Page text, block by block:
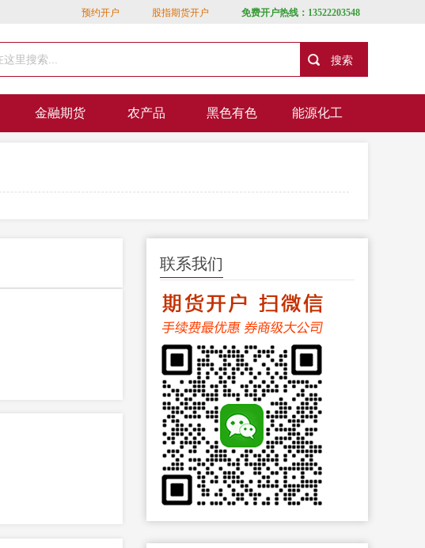
预约开户 股指期货开户 免费开户热线：13522203548
金融期货 农产品 黑色有色 能源化工
联系我们